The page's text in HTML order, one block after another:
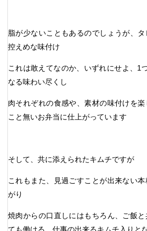
脂が少ないこともあるのでしょうが、
控えめな味付け
これは敢えてなのか、いずれにせよ、1
なる味わい尽くし
肉それぞれの食感や、素材の味付けを
こと無いお弁当に仕上がっています
そして、共に添えられたキムチですが
これもまた、見過ごすことが出来ない
がり
焼肉からの口直しにはもちろん、ご飯
ても働ける、仕事の出来るキムチ入りと